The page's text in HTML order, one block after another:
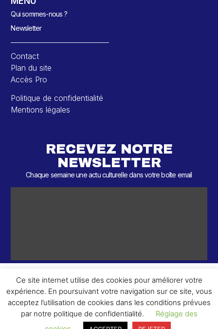
Qui sommes-nous ?
Newsletter
Contact
Plan du site
Accès Pro
Politique de confidentialité
Mentions légales
RECEVEZ NOTRE
NEWSLETTER
Chaque semaine une actu culturelle dans votre boîte email
© 2026 – 2 ème Round – Tous droits réservés.
Ce site internet utilise des cookies pour améliorer votre
expérience. En poursuivant votre navigation sur ce site, vous
acceptez l’utilisation de cookies dans les conditions prévues
par notre politique de confidentialité.
Réglage des